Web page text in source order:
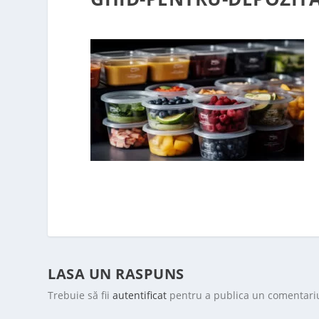
LASA UN RASPUNS
Trebuie să fiiautentificat pentru a publica un